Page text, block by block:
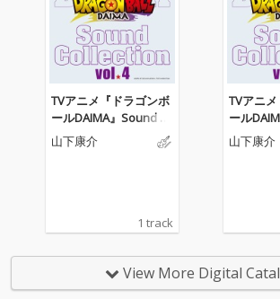
TVアニメ『ドラゴンボ
ールDAIMA』Sound C
ollection vol.4「総力
戦」
山下康介
1 track
TVアニ
ール
ollection
山下康介
View More Digital